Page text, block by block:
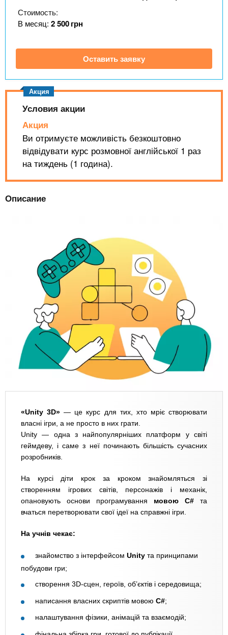
n
s
.
f
o
д
е
За рубежом
Стоимость:
В месяц: 2 500грн
Оставить заявку
Условия акции
Акция
Ви отримуєте можливість безкоштовно
відвідувати курс розмовної англійської 1 раз
на тиждень (1 година).
Описание
«Unity 3D» — це курс для тих, хто мріє створювати
власні ігри, а не просто в них грати.
Unity — одна з найпопулярніших платформ у світі
геймдеву, і саме з неї починають більшість сучасних
розробників.
На курсі діти крок за кроком знайомляться зі
створенням ігрових світів, персонажів і механік,
опановують основи програмування мовою C# та
вчаться перетворювати свої ідеї на справжні ігри.
На учнів чекає:
знайомство з інтерфейсом Unity та принципами
побудови гри;
створення 3D-сцен, героїв, об’єктів і середовища;
написання власних скриптів мовою C#;
налаштування фізики, анімацій та взаємодій;